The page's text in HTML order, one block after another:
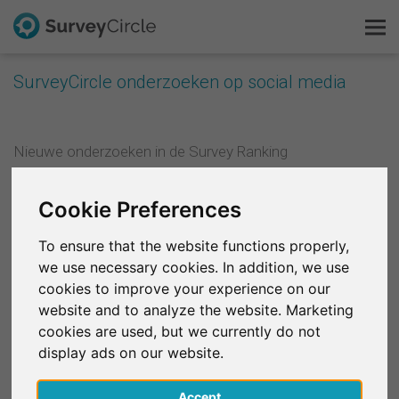
Cookie Preferences
To ensure that the website functions properly,
we use necessary cookies. In addition, we use
cookies to improve your experience on our
website and to analyze the website. Marketing
cookies are used, but we currently do not
display ads on our website.
SurveyCircle onderzoeken op social media
Nieuwe onderzoeken in de Survey Ranking
Twitter: Dagelijks onderzoek
Reddit: r/SurveyCircle
Topstudies in de Survey Ranking (150 punten of meer)
LinkedIn: Topstudies
Onderzoek verkennen
FAQ
Gratis registreren
Inloggen